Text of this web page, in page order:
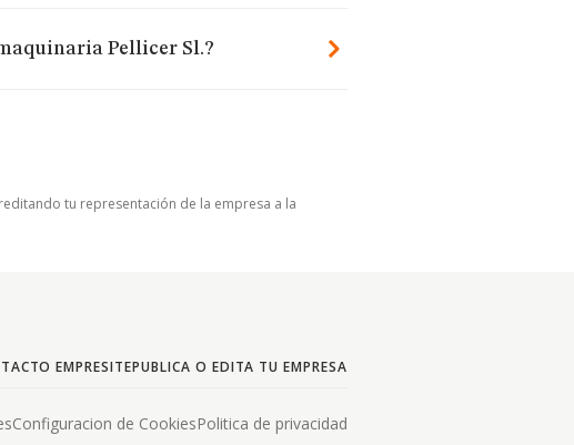
Pellicer Sl.?
tu representación de la empresa a la
EMPRESITEPUBLICA O EDITA TU EMPRESA
Configuracion de CookiesPolitica de privacidad